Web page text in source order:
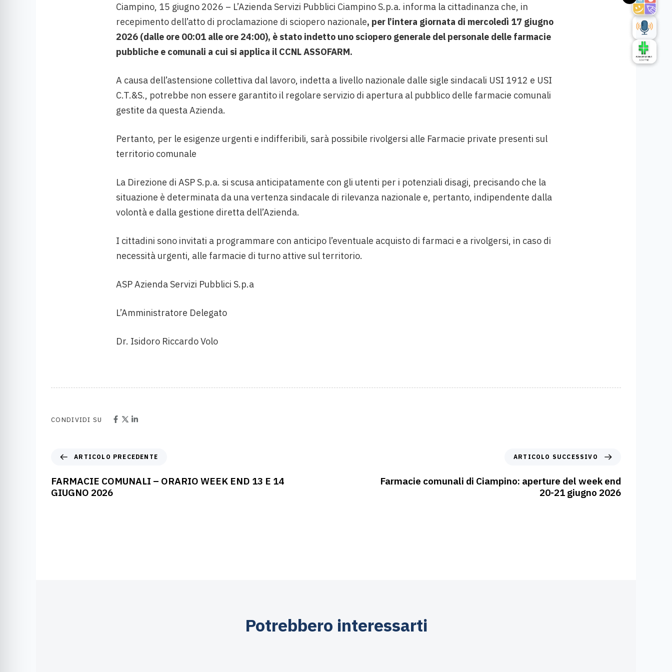
Ciampino, 15 giugno 2026 – L’Azienda Servizi Pubblici Ciampino S.p.a. informa la cittadinanza che, in
recepimento dell’atto di proclamazione di sciopero nazionale, per l’intera giornata di mercoledì 17 giugno
2026 (dalle ore 00:01 alle ore 24:00), è stato indetto uno sciopero generale del personale delle farmacie
pubbliche e comunali a cui si applica il CCNL ASSOFARM.
A causa dell’astensione collettiva dal lavoro, indetta a livello nazionale dalle sigle sindacali USI 1912 e USI
C.T.&S., potrebbe non essere garantito il regolare servizio di apertura al pubblico delle farmacie comunali
gestite da questa Azienda.
Pertanto, per le esigenze urgenti e indifferibili, sarà possibile rivolgersi alle Farmacie private presenti sul
territorio comunale
La Direzione di ASP S.p.a. si scusa anticipatamente con gli utenti per i potenziali disagi, precisando che la
situazione è determinata da una vertenza sindacale di rilevanza nazionale e, pertanto, indipendente dalla
volontà e dalla gestione diretta dell’Azienda.
I cittadini sono invitati a programmare con anticipo l’eventuale acquisto di farmaci e a rivolgersi, in caso di
necessità urgenti, alle farmacie di turno attive sul territorio.
ASP Azienda Servizi Pubblici S.p.a
L’Amministratore Delegato
Dr. Isidoro Riccardo Volo
CONDIVIDI SU
ARTICOLO PRECEDENTE
FARMACIE COMUNALI – ORARIO WEEK END 13 E 14
GIUGNO 2026
ARTICOLO SUCCESSIVO
Farmacie comunali di Ciampino: aperture del week end
20-21 giugno 2026
Potrebbero interessarti